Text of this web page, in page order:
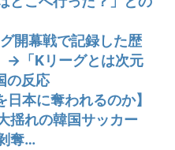
開幕戦で記録した歴
→「Kリーグとは次元
の反応
日本に奪われるのか】
揺れの韓国サッカー
奪…